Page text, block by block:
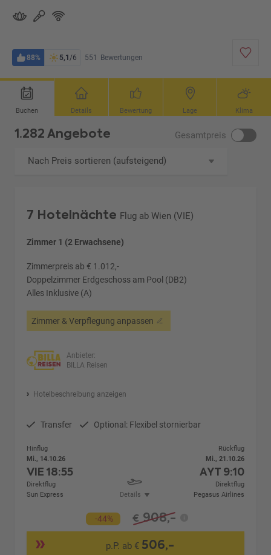
88% 5,1 /6 551 Bewertungen
Buchen Details Bewertung Lage Klima
1.282 Angebote Gesamtpreis
Nach Preis sortieren (aufsteigend)
7 Hotelnächte Flug ab Wien (VIE)
Zimmer 1 (2 Erwachsene)
Zimmerpreis ab € 1.012,-
Doppelzimmer Erdgeschoss am Pool (DB2)
Alles Inklusive (A)
Zimmer & Verpflegung anpassen
Anbieter:
BILLA Reisen
Hotelbeschreibung anzeigen
Transfer Optional: Flexibel stornierbar
Hinflug
Mi., 14.10.26
VIE18:55
Direktflug
Sun Express
Details
Rückflug
Mi., 21.10.26
AYT 9:10
Direktflug
Pegasus Airlines
-44% € 908,-
p.P. ab € 506,-